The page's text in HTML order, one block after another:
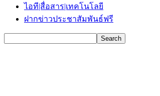
ไอที|สื่อสาร|เทคโนโลยี
ฝากข่าวประชาสัมพันธ์ฟรี